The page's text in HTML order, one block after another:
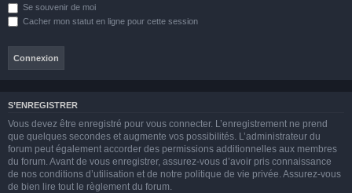
Se souvenir de moi
Cacher mon statut en ligne pour cette session
S’ENREGISTRER
Vous devez être enregistré pour vous connecter. L’enregistrement ne prend
que quelques secondes et augmente vos possibilités. L’administrateur du
forum peut également accorder des permissions additionnelles aux membres
du forum. Avant de vous enregistrer, assurez-vous d’avoir pris connaissance
de nos conditions d’utilisation et de notre politique de vie privée. Assurez-vous
de bien lire tout le règlement du forum.